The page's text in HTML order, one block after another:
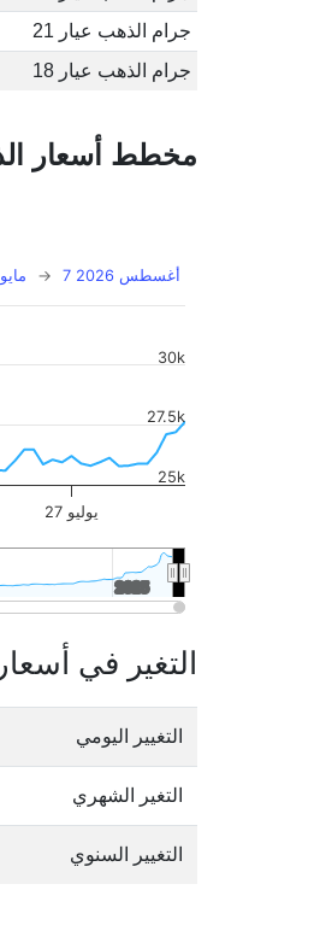
جرام الذهب عيار 21
جرام الذهب عيار 18
مخطط أسعار
7 مايو 2026 → 7 أغسطس 2026
27 يوليو
2025
2025
25k
27.5k
30k
التغير في
التغيير اليومي
التغير الشهري
التغيير السنوي